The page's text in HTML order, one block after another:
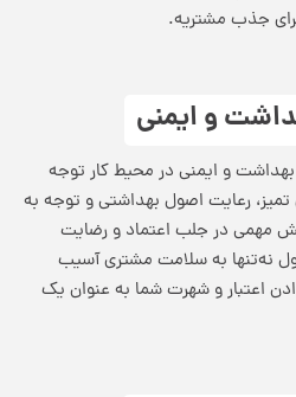
جذب مشتریه.
و ایمنی در محیط کار توجه
تمیز، رعایت اصول بهداشتی و توجه به
مهمی در جلب اعتماد و رضایت
نه‌تنها به سلامت مشتری آسیب
اعتبار و شهرت شما به عنوان یک